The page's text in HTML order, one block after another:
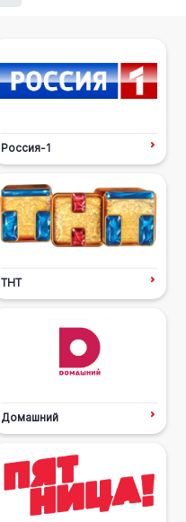
Россия-1
ТНТ
Домашний